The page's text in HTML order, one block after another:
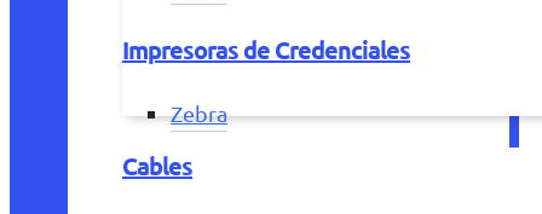
Impresoras de Credenciales
Zebra
Cables